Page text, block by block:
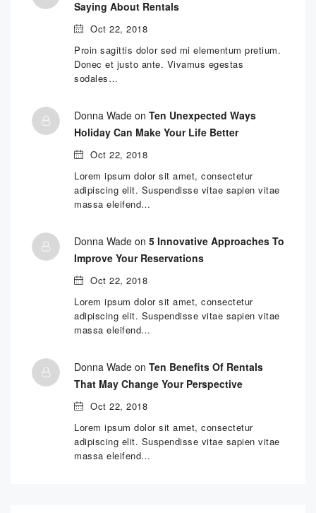
Saying About Rentals
Oct 22, 2018
Proin sagittis dolor sed mi elementum pretium.
Donec et justo ante. Vivamus egestas
sodales…
Donna Wade on Ten Unexpected Ways
Holiday Can Make Your Life Better
Oct 22, 2018
Lorem ipsum dolor sit amet, consectetur
adipiscing elit. Suspendisse vitae sapien vitae
massa eleifend…
Donna Wade on 5 Innovative Approaches To
Improve Your Reservations
Oct 22, 2018
Lorem ipsum dolor sit amet, consectetur
adipiscing elit. Suspendisse vitae sapien vitae
massa eleifend…
Donna Wade on Ten Benefits Of Rentals
That May Change Your Perspective
Oct 22, 2018
Lorem ipsum dolor sit amet, consectetur
adipiscing elit. Suspendisse vitae sapien vitae
massa eleifend…